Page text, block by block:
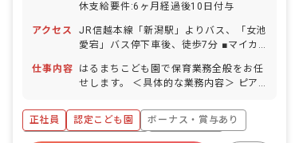
休支給要件:6ヶ月経過後10日付与
アクセス
JR信越本線「新潟駅」よりバス、「女池
愛宕」バス停下車後、徒歩7分 ■マイカ
場・駐輪場あり）
仕事内容
はるまちこども園で保育業務全般をお任
せします。 ＜具体的な業務内容＞ ピア
遊び 園外へのお散歩
正社員 認定こども園
ボーナス・賞与あり